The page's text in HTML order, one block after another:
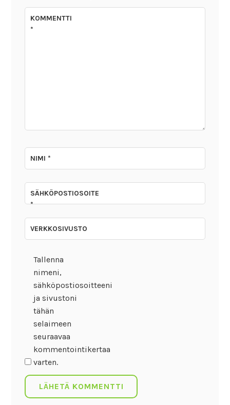
KOMMENTTI
*
NIMI*
SÄHKÖPOSTIOSOITE
*
VERKKOSIVUSTO
Tallenna
nimeni,
sähköpostiosoitteeni
ja sivustoni
tähän
selaimeen
seuraavaa
kommentointikertaa
varten.